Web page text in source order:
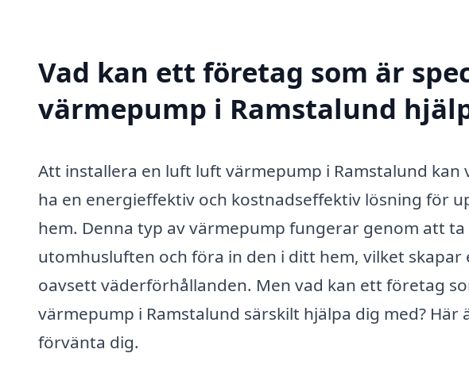
Vad kan ett företag som är
värmepump i Ramstalund
Att installera en luft luft värmepump i Ramstalund
ha en energieffektiv och kostnadseffektiv lösning för
hem. Denna typ av värmepump fungerar genom att
utomhusluften och föra in den i ditt hem, vilket
oavsett väderförhållanden. Men vad kan ett företag
värmepump i Ramstalund särskilt hjälpa dig med?
förvänta dig.